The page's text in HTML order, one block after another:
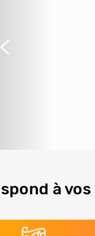
Précédent
à